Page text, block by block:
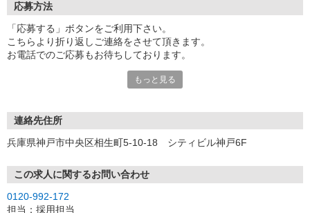
応募方法
「応募する」ボタンをご利用下さい。
こちらより折り返しご連絡をさせて頂きます。
お電話でのご応募もお待ちしております。
※現地での面談対応も可能です。もっと見る
連絡先住所
兵庫県神戸市中央区相生町5-10-18 シティビル神戸6F
この求人に関するお問い合わせ
0120-992-172
担当：採用担当